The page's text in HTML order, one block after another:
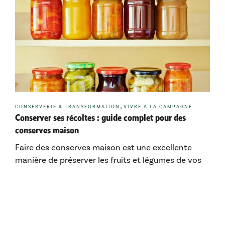
Conserver ses récoltes : guide complet pour des
conserves maison
Faire des conserves maison est une excellente
manière de préserver les fruits et légumes de vos
Catégories
CONSERVERIE & TRANSFORMATION , VIVRE À LA CAMPAGNE